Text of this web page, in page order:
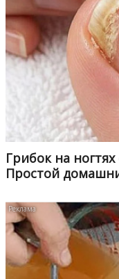
Грибок на
Простой